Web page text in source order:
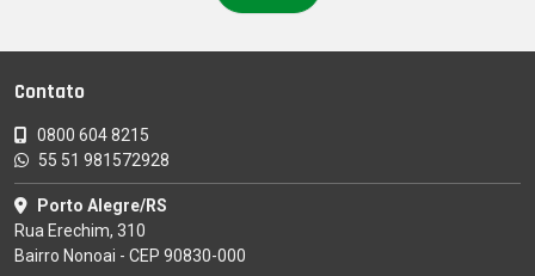
Contato
0800 604 8215
55 51 981572928
Porto Alegre/RS
Rua Erechim, 310
Bairro Nonoai - CEP 90830-000